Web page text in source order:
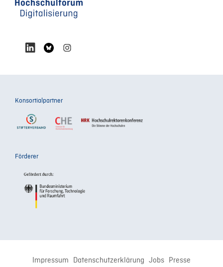
Konsortialpartner
Förderer
Impressum Datenschutzerklärung Jobs Presse